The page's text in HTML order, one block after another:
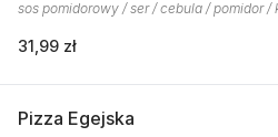
sos pomidorowy / ser / cebula / pomidor
31,99 zł
Pizza Egejska